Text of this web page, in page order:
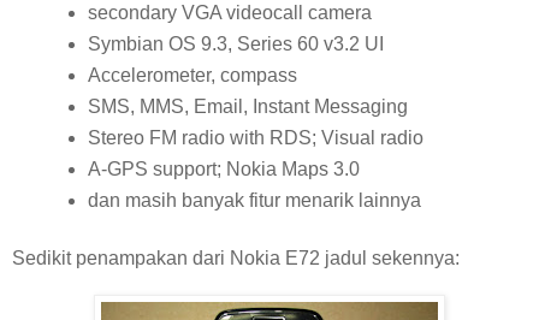
secondary VGA videocall camera
Symbian OS 9.3, Series 60 v3.2 UI
Accelerometer, compass
SMS, MMS, Email, Instant Messaging
Stereo FM radio with RDS; Visual radio
A-GPS support; Nokia Maps 3.0
dan masih banyak fitur menarik lainnya
Sedikit penampakan dari Nokia E72 jadul sekennya: